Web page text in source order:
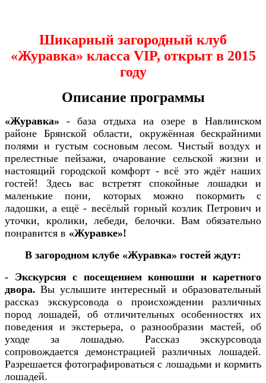
Шикарный загородный клуб
«Журавка» класса VIP, открыт в 2015
году
Описание программы
«Журавка» - база отдыха на озере в Навлинском
районе Брянской области, окружённая бескрайними
полями и густым сосновым лесом. Чистый воздух и
прелестные пейзажи, очарование сельской жизни и
настоящий городской комфорт - всё это ждёт наших
гостей! Здесь вас встретят спокойные лошадки и
маленькие пони, которых можно покормить с
ладошки, а ещё - весёлый горный козлик Петрович и
уточки, кролики, лебеди, белочки. Вам обязательно
понравится в «Журавке»!
В загородном клубе «Журавка» гостей ждут:
- Экскурсия с посещением конюшни и каретного
двора.Вы услышите интересный и образовательный
рассказ экскурсовода о происхождении различных
пород лошадей, об отличительных особенностях их
поведения и экстерьера, о разнообразии мастей, об
уходе за лошадью. Рассказ экскурсовода
сопровождается демонстрацией различных лошадей.
Разрешается фотографироваться с лошадьми и кормить
лошадей.